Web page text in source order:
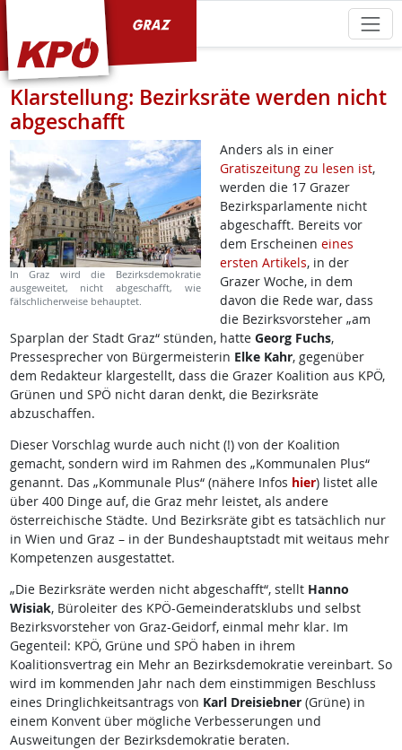
Klarstellung: Bezirksräte werden nicht
abgeschafft
In Graz wird die Bezirksdemokratie
ausgeweitet, nicht abgeschafft, wie
fälschlicherweise behauptet.
Anders als in einer
Gratiszeitung zu lesen ist,
werden die 17 Grazer
Bezirksparlamente nicht
abgeschafft. Bereits vor
dem Erscheinen eines
ersten Artikels, in der
Grazer Woche, in dem
davon die Rede war, dass
die Bezirksvorsteher „am
Sparplan der Stadt Graz“ stünden, hatte Georg Fuchs,
Pressesprecher von Bürgermeisterin Elke Kahr, gegenüber
dem Redakteur klargestellt, dass die Grazer Koalition aus KPÖ,
Grünen und SPÖ nicht daran denkt, die Bezirksräte
abzuschaffen.
Dieser Vorschlag wurde auch nicht (!) von der Koalition
gemacht, sondern wird im Rahmen des „Kommunalen Plus“
genannt. Das „Kommunale Plus“ (nähere Infos hier) listet alle
über 400 Dinge auf, die Graz mehr leistet, als andere
österreichische Städte. Und Bezirksräte gibt es tatsächlich nur
in Wien und Graz – in der Bundeshauptstadt mit weitaus mehr
Kompetenzen ausgestattet.
„Die Bezirksräte werden nicht abgeschafft“, stellt Hanno
Wisiak, Büroleiter des KPÖ-Gemeinderatsklubs und selbst
Bezirksvorsteher von Graz-Geidorf, einmal mehr klar. Im
Gegenteil: KPÖ, Grüne und SPÖ haben in ihrem
Koalitionsvertrag ein Mehr an Bezirksdemokratie vereinbart. So
wird im kommenden Jahr nach dem einstimmigen Beschluss
eines Dringlichkeitsantrags von Karl Dreisiebner(Grüne) in
einem Konvent über mögliche Verbesserungen und
Ausweitungen der Bezirksdemokratie beraten.